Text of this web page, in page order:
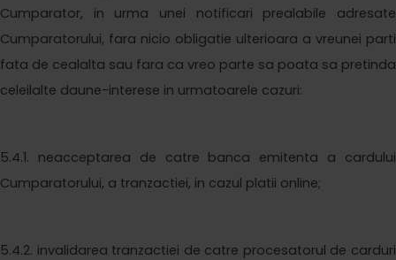
Cumparator, in urma unei notificari prealabile adresate
Cumparatorului, fara nicio obligatie ulterioara a vreunei parti
fata de cealalta sau fara ca vreo parte sa poata sa pretinda
celeilalte daune-interese in urmatoarele cazuri:
5.4.1. neacceptarea de catre banca emitenta a cardului
Cumparatorului, a tranzactiei, in cazul platii online;
5.4.2. invalidarea tranzactiei de catre procesatorul de carduri